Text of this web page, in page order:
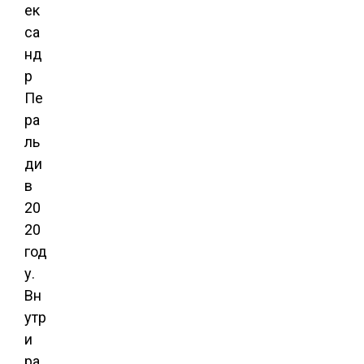
ек
са
нд
р
Пе
ра
ль
ди
в
20
20
год
у.
Вн
утр
и